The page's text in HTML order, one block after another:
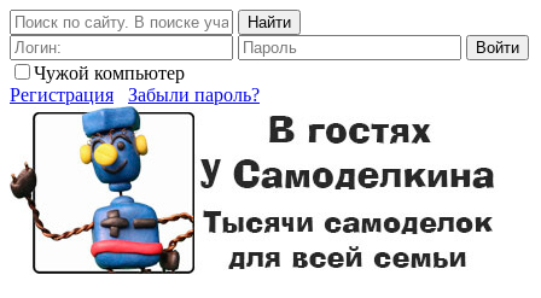
Найти
Войти
Чужой компьютер
Регистрация
Забыли пароль?